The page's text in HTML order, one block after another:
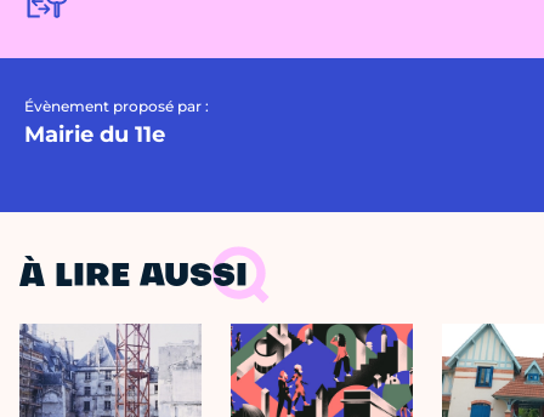
Évènement proposé par :
Mairie du 11e
À LIRE AUSSI